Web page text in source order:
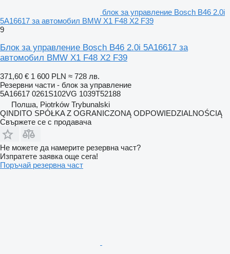
блок за управление Bosch B46 2.0i
5A16617 за автомобил BMW X1 F48 X2 F39
9
Блок за управление Bosch B46 2.0i 5A16617 за
автомобил BMW X1 F48 X2 F39
371,60 € 1 600 PLN ≈ 728 лв.
Резервни части - блок за управление
5A16617 0261S102VG 1039T52188
Полша, Piotrków Trybunalski
QINDITO SPÓŁKA Z OGRANICZONĄ ODPOWIEDZIALNOŚCIĄ
Свържете се с продавача
Не можете да намерите резервна част?
Изпратете заявка още сега!
Поръчай резервна част